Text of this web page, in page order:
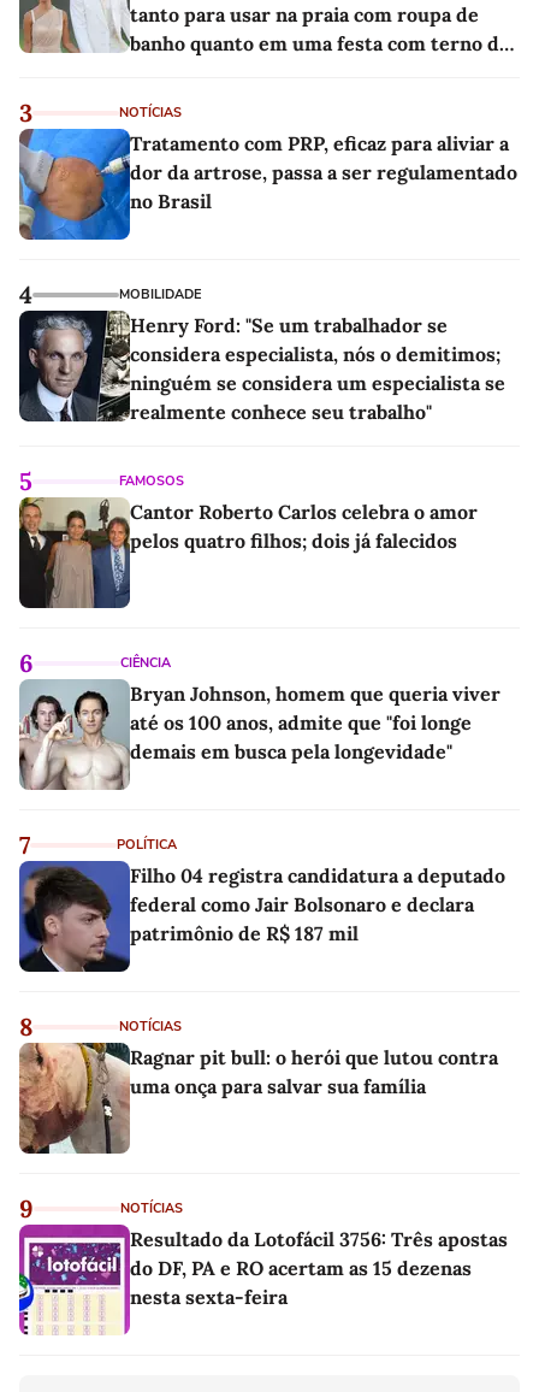
tanto para usar na praia com roupa de
banho quanto em uma festa com terno de
3 NOTÍCIAS
Tratamento com PRP, eficaz para aliviar a
dor da artrose, passa a ser regulamentado
no Brasil
4 MOBILIDADE
Henry Ford: "Se um trabalhador se
considera especialista, nós o demitimos;
ninguém se considera um especialista se
realmente conhece seu trabalho"
5 FAMOSOS
Cantor Roberto Carlos celebra o amor
pelos quatro filhos; dois já falecidos
6 CIÊNCIA
Bryan Johnson, homem que queria viver
até os 100 anos, admite que "foi longe
demais em busca pela longevidade"
7 POLÍTICA
Filho 04 registra candidatura a deputado
federal como Jair Bolsonaro e declara
patrimônio de R$ 187 mil
8 NOTÍCIAS
Ragnar pit bull: o herói que lutou contra
uma onça para salvar sua família
9 NOTÍCIAS
Resultado da Lotofácil 3756: Três apostas
do DF, PA e RO acertam as 15 dezenas
nesta sexta-feira